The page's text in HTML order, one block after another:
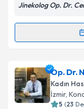
kapsamda
Jinekolog Op. Dr.
Randevu
Op. Dr.
oluşturun. Size
takvim
Op. Dr.
Kadın
İzmir,
5 (23